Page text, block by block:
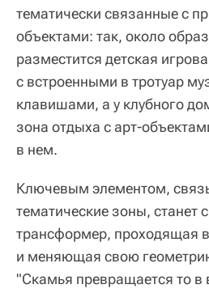
тематически связанные с
объектами: так, около
разместится детская
с встроенными в тротуар
клавишами, а у клубного
зона отдыха с арт-
в нем.
Ключевым элементом,
тематические зоны, станет
трансформер, проходящая
и меняющая свою
"Скамья превращается то в